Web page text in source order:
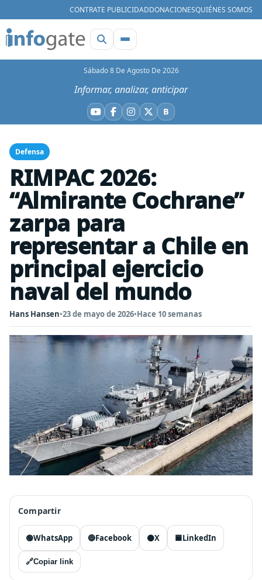
CONTRATE PUBLICIDADDONACIONESQUIÉNES SOMOS
Sábado 8 De Agosto De 2026
Informar, analizar, anticipar
YouTube
Facebook
Instagram
X BBluesky
Defensa
RIMPAC 2026:
“Almirante Cochrane”
zarpa para
representar a Chile en
principal ejercicio
naval del mundo
Hans Hansen•23 de mayo de 2026•Hace 10 semanas
Compartir
🟢WhatsApp 🔵Facebook ⚫X 🟦LinkedIn
🔗Copiar link